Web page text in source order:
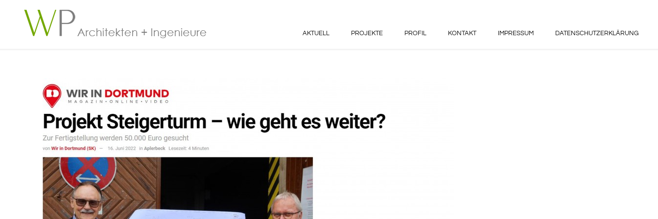
AKTUELL PROJEKTE PROFIL KONTAKT IMPRESSUM DATENSCHUTZERKLÄRUNG